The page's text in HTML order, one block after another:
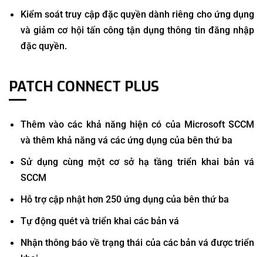
Kiểm soát truy cập đặc quyền dành riêng cho ứng dụng
và giảm cơ hội tấn công tận dụng thông tin đăng nhập
đặc quyền.
PATCH CONNECT PLUS
Thêm vào các khả năng hiện có của Microsoft SCCM
và thêm khả năng vá các ứng dụng của bên thứ ba
Sử dụng cùng một cơ sở hạ tầng triển khai bản vá
SCCM
Hỗ trợ cập nhật hơn 250 ứng dụng của bên thứ ba
Tự động quét và triển khai các bản vá
Nhận thông báo về trạng thái của các bản vá được triển